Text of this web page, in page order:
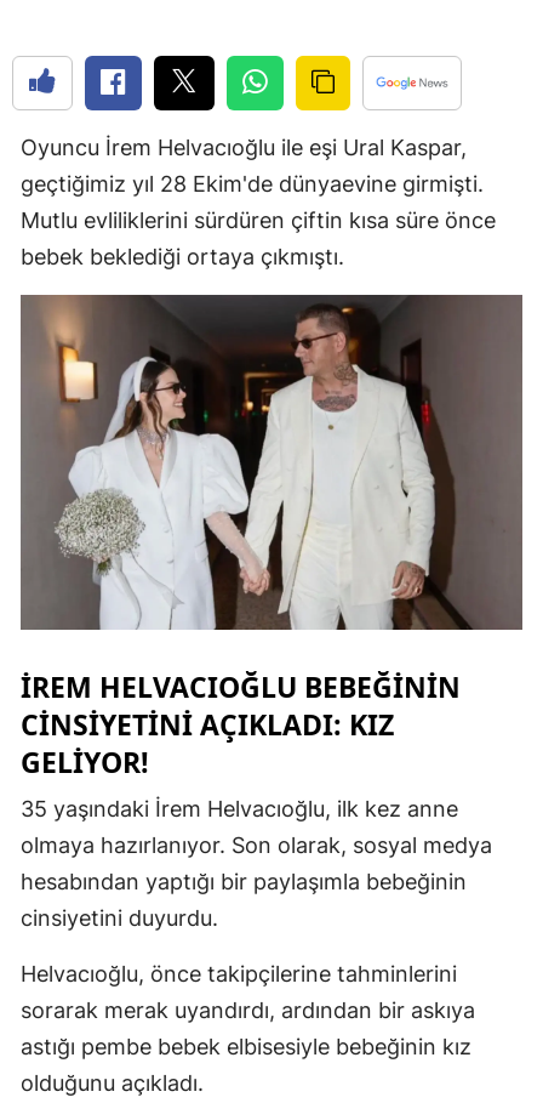
Edirne
Elazığ
Erzincan
Erzurum
Hakkari
Mersin
Kastamonu
Kayseri
Kocaeli
Konya
Oyuncu İrem Helvacıoğlu ile eşi Ural Kaspar,
geçtiğimiz yıl 28 Ekim'de dünyaevine girmişti.
Mutlu evliliklerini sürdüren çiftin kısa süre önce
bebek beklediği ortaya çıkmıştı.
İREM HELVACIOĞLU BEBEĞININ
CINSIYETINI AÇIKLADI: KIZ
GELIYOR!
35 yaşındaki İrem Helvacıoğlu, ilk kez anne
olmaya hazırlanıyor. Son olarak, sosyal medya
hesabından yaptığı bir paylaşımla bebeğinin
cinsiyetini duyurdu.
Helvacıoğlu, önce takipçilerine tahminlerini
sorarak merak uyandırdı, ardından bir askıya
astığı pembe bebek elbisesiyle bebeğinin kız
olduğunu açıkladı.